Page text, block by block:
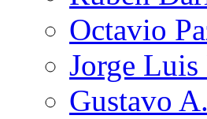
Octavio
Jorge Luis
Gustavo